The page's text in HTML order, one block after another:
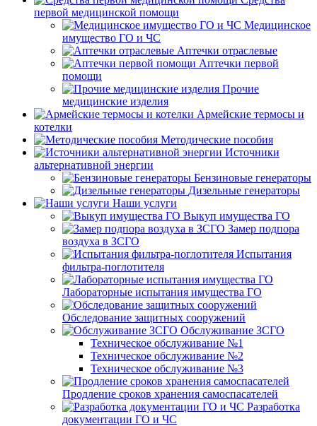
первой медицинской помощи
Медицинское
имущество ГО и ЧС
Аптечки отраслевые
Аптечки первой
помощи
Прочие
медицинские изделия
Армейские термосы и
котелки
Методические пособия
Источники
альтернативной энергии
Бензиновые генераторы
Дизельные генераторы
Наши услуги
Выкуп имущества ГО
Замер подпора
воздуха в ЗСГО
Испытания
фильтра-поглотителя
Лабораторные испытания имущества ГО
Обследование защитных сооружений
Обслуживание ЗСГО
Техническое обслуживание №1
Техническое обслуживание №2
Техническое обслуживание №3
Продление сроков хранения самоспасателей
Разработка
документации ГО и ЧС